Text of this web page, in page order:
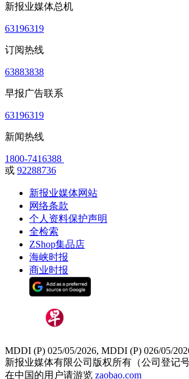
新报业媒体总机
63196319
订阅热线
63883838
早报广告联系
63196319
新闻热线
1800-7416388
或 92288736
新报业媒体网站
网络条款
个人资料保护声明
全检索
ZShop集品店
海峡时报
商业时报
MDDI (P) 025/05/2026, MDDI (P) 026/05/
新报业媒体有限公司版权所有（公司登记号
在中国的用户请游览 zaobao.com